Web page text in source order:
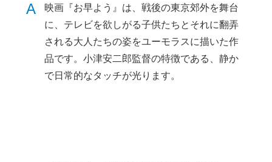
A
映画『お早よう』は、戦後の東京郊外を舞台
に、テレビを欲しがる子供たちとそれに翻弄
される大人たちの姿をユーモラスに描いた作
品です。小津安二郎監督の特徴である、静か
で日常的なタッチが光ります。